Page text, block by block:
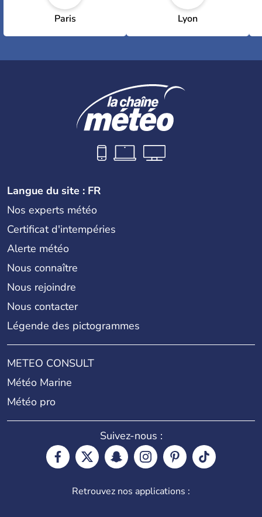
Paris Lyon
Langue du site : FR
Nos experts météo
Certificat d'intempéries
Alerte météo
Nous connaître
Nous rejoindre
Nous contacter
Légende des pictogrammes
METEO CONSULT
Météo Marine
Météo pro
Suivez-nous :
Retrouvez nos applications :